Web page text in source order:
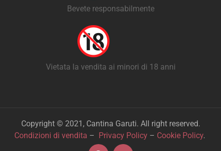
Bevete responsabilmente
Vietata la vendita ai minori di 18 anni
Copyright © 2021, Cantina Garuti. All right reserved.
Condizioni di vendita – Privacy Policy– Cookie Policy.